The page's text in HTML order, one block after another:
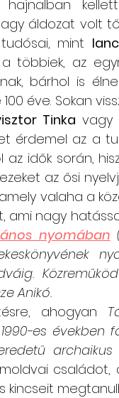
hajnalban
áldozat volt
mint
többiek, az
bárhol is
éve. Sokan
Tinka vagy
érdemel az a
idők során,
az ősi
valaha a
ami nagy
nyomában
Anikó.
ahogyan
es években
archaikus
családot,
kincseit